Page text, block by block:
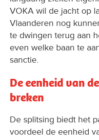
VOKA wil de jacht op
Vlaanderen nog
te dwingen terug aan
even welke baan te
sanctie.
De eenheid van
breken
De splitsing biedt het
voordeel de eenheid